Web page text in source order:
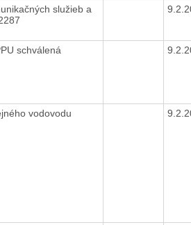
služieb a
schválená
vodovodu